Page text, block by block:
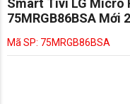
Smart Tivi LG Micro
75MRGB86BSA Mới
Mã SP: 75MRGB86BSA